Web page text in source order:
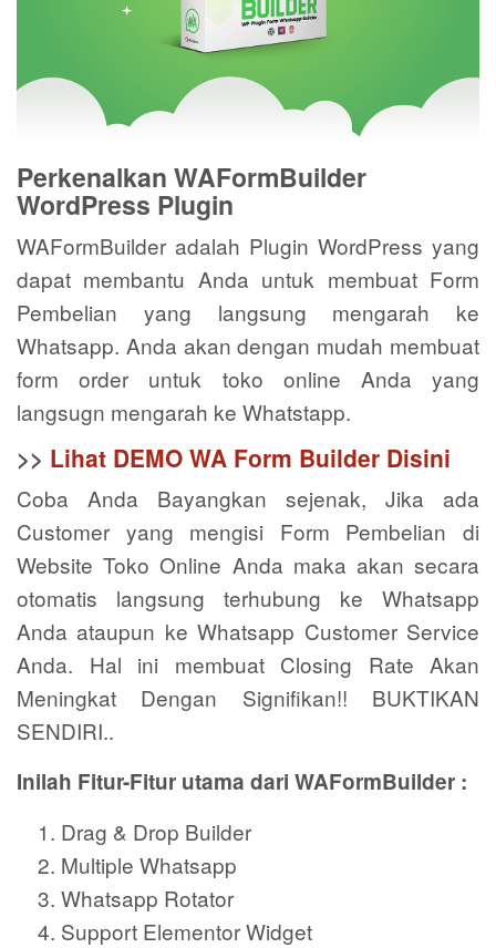
Perkenalkan WAFormBuilder
WordPress Plugin
WAFormBuilder adalah Plugin WordPress yang
dapat membantu Anda untuk membuat Form
Pembelian yang langsung mengarah ke
Whatsapp. Anda akan dengan mudah membuat
form order untuk toko online Anda yang
langsugn mengarah ke Whatstapp.
>> Lihat DEMO WA Form Builder Disini
Coba Anda Bayangkan sejenak, Jika ada
Customer yang mengisi Form Pembelian di
Website Toko Online Anda maka akan secara
otomatis langsung terhubung ke Whatsapp
Anda ataupun ke Whatsapp Customer Service
Anda. Hal ini membuat Closing Rate Akan
Meningkat Dengan Signifikan!! BUKTIKAN
SENDIRI..
Inilah Fitur-Fitur utama dari WAFormBuilder :
Drag & Drop Builder
Multiple Whatsapp
Whatsapp Rotator
Support Elementor Widget